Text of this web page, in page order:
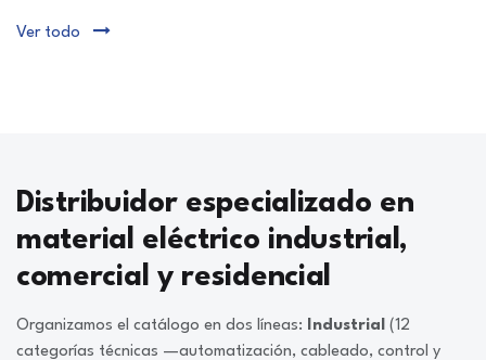
Ver todo
Distribuidor especializado en
material eléctrico industrial,
comercial y residencial
Organizamos el catálogo en dos líneas: Industrial (12
categorías técnicas —automatización, cableado, control y